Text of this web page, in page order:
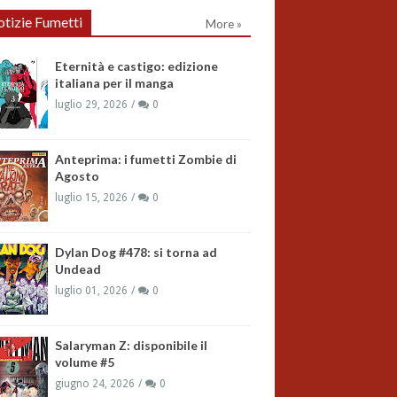
Fumetti More »
Eternità e castigo: edizione
italiana per il manga
luglio 29, 2026 0
Anteprima: i fumetti Zombie di
Agosto
luglio 15, 2026 0
Dylan Dog #478: si torna ad
Undead
luglio 01, 2026 0
Salaryman Z: disponibile il
volume #5
giugno 24, 2026 0